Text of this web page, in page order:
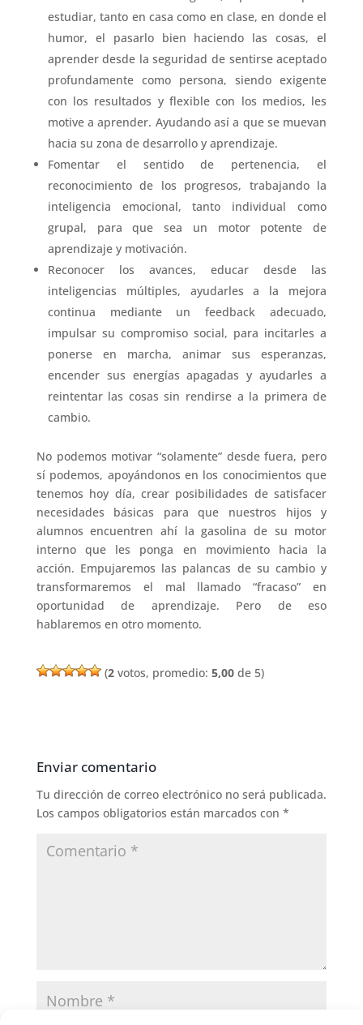
estudiar, tanto en casa como en clase, en donde el
humor, el pasarlo bien haciendo las cosas, el
aprender desde la seguridad de sentirse aceptado
profundamente como persona, siendo exigente
con los resultados y flexible con los medios, les
motive a aprender. Ayudando así a que se muevan
hacia su zona de desarrollo y aprendizaje.
Fomentar el sentido de pertenencia, el
reconocimiento de los progresos, trabajando la
inteligencia emocional, tanto individual como
grupal, para que sea un motor potente de
aprendizaje y motivación.
Reconocer los avances, educar desde las
inteligencias múltiples, ayudarles a la mejora
continua mediante un feedback adecuado,
impulsar su compromiso social, para incitarles a
ponerse en marcha, animar sus esperanzas,
encender sus energías apagadas y ayudarles a
reintentar las cosas sin rendirse a la primera de
cambio.
No podemos motivar “solamente” desde fuera, pero
sí podemos, apoyándonos en los conocimientos que
tenemos hoy día, crear posibilidades de satisfacer
necesidades básicas para que nuestros hijos y
alumnos encuentren ahí la gasolina de su motor
interno que les ponga en movimiento hacia la
acción. Empujaremos las palancas de su cambio y
transformaremos el mal llamado “fracaso” en
oportunidad de aprendizaje. Pero de eso
hablaremos en otro momento.
(2votos, promedio: 5,00de 5)
Enviar comentario
Tu dirección de correo electrónico no será publicada.
Los campos obligatorios están marcados con *